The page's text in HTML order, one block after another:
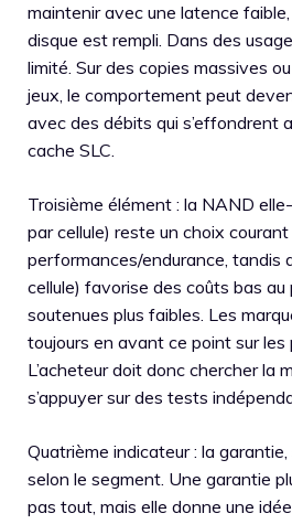
maintenir avec une latence
disque est rempli. Dans des
limité. Sur des copies massives
jeux, le comportement peut
avec des débits qui s’effondrent
cache SLC.
Troisième élément : la NAND
par cellule) reste un choix courant
performances/endurance, tandis
cellule) favorise des coûts bas au
soutenues plus faibles. Les
toujours en avant ce point sur les
L’acheteur doit donc chercher la
s’appuyer sur des tests
Quatrième indicateur : la
selon le segment. Une garantie
pas tout, mais elle donne une